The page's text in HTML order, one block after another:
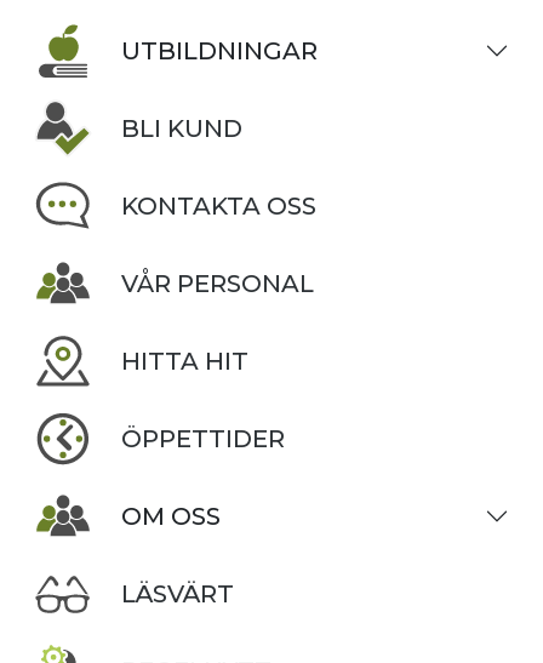
UTBILDNINGAR
BLI KUND
KONTAKTA OSS
VÅR PERSONAL
HITTA HIT
ÖPPETTIDER
OM OSS
LÄSVÄRT